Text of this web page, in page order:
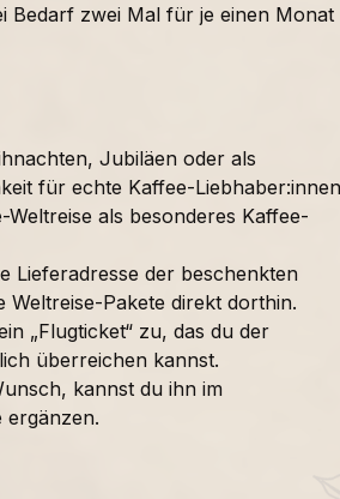
Bedarf zwei Mal für je einen Monat
Jubiläen oder als
für echte Kaffee-
als besonderes Kaffee-
Lieferadresse der beschenkten
Weltreise-Pakete direkt dorthin.
„Flugticket“ zu, das du der
überreichen kannst.
kannst du ihn im
ergänzen.